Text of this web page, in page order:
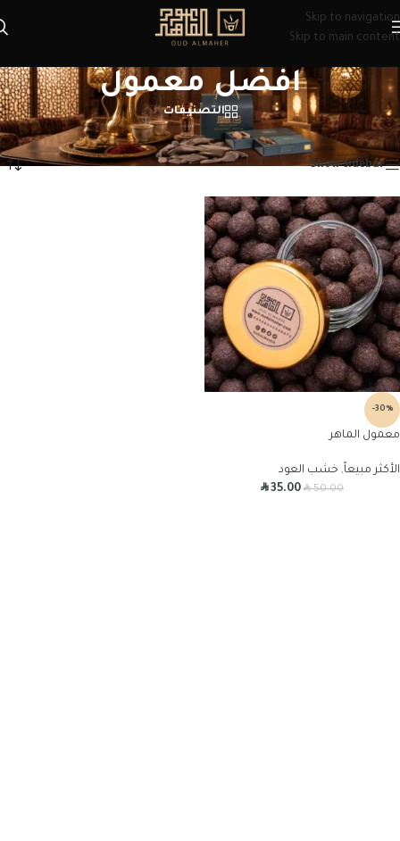
Skip to navigation
Skip to main content
افضل معمول
التصنيفات
الرئيسية/منتجات تحت الوسم “افضل معمول” عرض النتيجة الوحيدة
Show sidebar
-30%
معمول الماهر
الأكثر مبيعاً, خشب العود
R50.00
R35.00